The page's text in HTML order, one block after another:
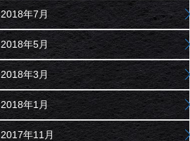
2018年7月
2018年5月
2018年3月
2018年1月
2017年11月